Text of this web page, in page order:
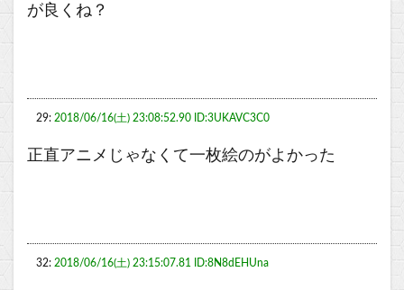
が良くね？
29: 2018/06/16(土) 23:08:52.90 ID:3UKAVC3C0
正直アニメじゃなくて一枚絵のがよかった
32: 2018/06/16(土) 23:15:07.81 ID:8N8dEHUna